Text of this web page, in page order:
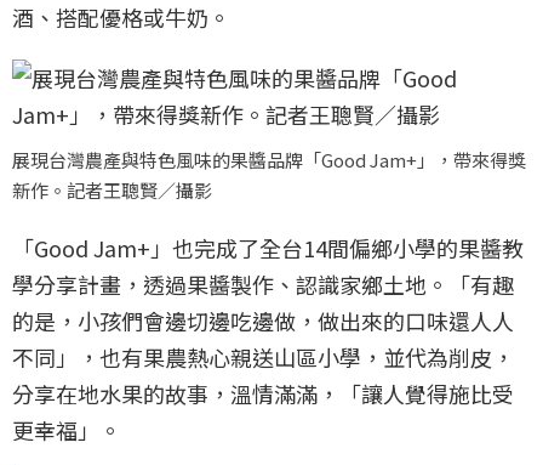
酒、搭配優格或牛奶。
展現台灣農產與特色風味的果醬品牌「Good Jam+」，帶來得獎
新作。記者王聰賢／攝影
「Good Jam+」也完成了全台14間偏鄉小學的果醬教
學分享計畫，透過果醬製作、認識家鄉土地。「有趣
的是，小孩們會邊切邊吃邊做，做出來的口味還人人
不同」，也有果農熱心親送山區小學，並代為削皮，
分享在地水果的故事，溫情滿滿，「讓人覺得施比受
更幸福」。